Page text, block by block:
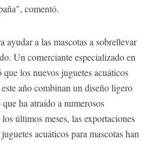
comentó.
ayudar a las mascotas a sobrellevar
Un comerciante especializado en
los nuevos juguetes acuáticos
año combinan un diseño ligero
ha atraído a numerosos
últimos meses, las exportaciones
acuáticos para mascotas han